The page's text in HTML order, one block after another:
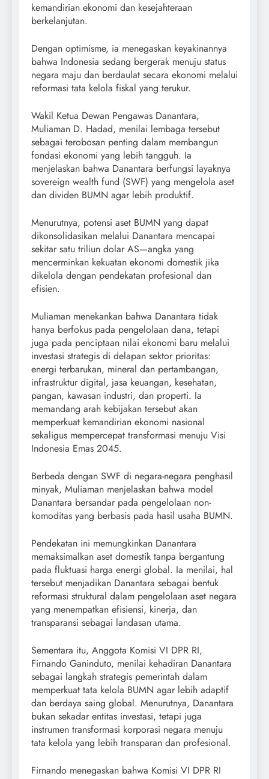
kemandirian ekonomi dan kesejahteraan
berkelanjutan.
Dengan optimisme, ia menegaskan keyakinannya
bahwa Indonesia sedang bergerak menuju status
negara maju dan berdaulat secara ekonomi melalui
reformasi tata kelola fiskal yang terukur.
Wakil Ketua Dewan Pengawas Danantara,
Muliaman D. Hadad, menilai lembaga tersebut
sebagai terobosan penting dalam membangun
fondasi ekonomi yang lebih tangguh. Ia
menjelaskan bahwa Danantara berfungsi layaknya
sovereign wealth fund (SWF) yang mengelola aset
dan dividen BUMN agar lebih produktif.
Menurutnya, potensi aset BUMN yang dapat
dikonsolidasikan melalui Danantara mencapai
sekitar satu triliun dolar AS—angka yang
mencerminkan kekuatan ekonomi domestik jika
dikelola dengan pendekatan profesional dan
efisien.
Muliaman menekankan bahwa Danantara tidak
hanya berfokus pada pengelolaan dana, tetapi
juga pada penciptaan nilai ekonomi baru melalui
investasi strategis di delapan sektor prioritas:
energi terbarukan, mineral dan pertambangan,
infrastruktur digital, jasa keuangan, kesehatan,
pangan, kawasan industri, dan properti. Ia
memandang arah kebijakan tersebut akan
memperkuat kemandirian ekonomi nasional
sekaligus mempercepat transformasi menuju Visi
Indonesia Emas 2045.
Berbeda dengan SWF di negara-negara penghasil
minyak, Muliaman menjelaskan bahwa model
Danantara bersandar pada pengelolaan non-
komoditas yang berbasis pada hasil usaha BUMN.
Pendekatan ini memungkinkan Danantara
memaksimalkan aset domestik tanpa bergantung
pada fluktuasi harga energi global. Ia menilai, hal
tersebut menjadikan Danantara sebagai bentuk
reformasi struktural dalam pengelolaan aset negara
yang menempatkan efisiensi, kinerja, dan
transparansi sebagai landasan utama.
Sementara itu, Anggota Komisi VI DPR RI,
Firnando Ganinduto, menilai kehadiran Danantara
sebagai langkah strategis pemerintah dalam
memperkuat tata kelola BUMN agar lebih adaptif
dan berdaya saing global. Menurutnya, Danantara
bukan sekadar entitas investasi, tetapi juga
instrumen transformasi korporasi negara menuju
tata kelola yang lebih transparan dan profesional.
Firnando menegaskan bahwa Komisi VI DPR RI